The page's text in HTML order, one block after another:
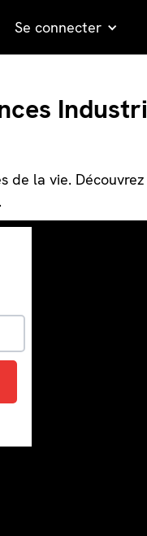
Se connecter
de la vie.